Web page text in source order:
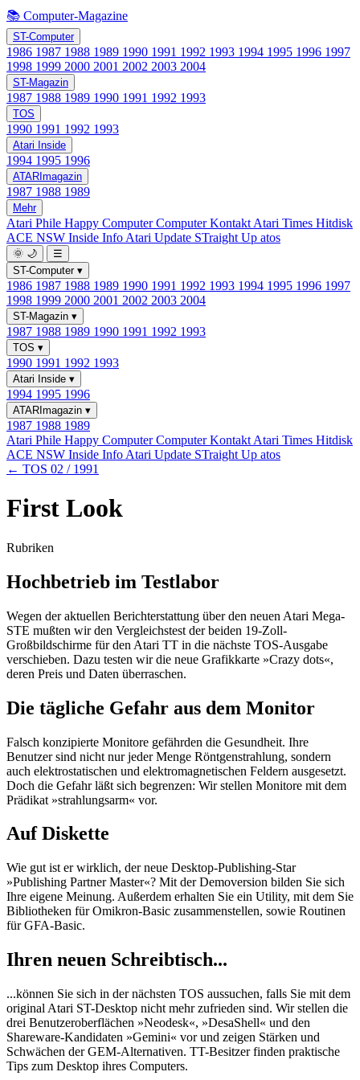
📚 Computer-Magazine
ST-Computer
1986 1987 1988 1989 1990 1991 1992 1993 1994 1995 1996 1997
1998 1999 2000 2001 2002 2003 2004
ST-Magazin
1987 1988 1989 1990 1991 1992 1993
TOS
1990 1991 1992 1993
Atari Inside
1994 1995 1996
ATARImagazin
1987 1988 1989
Mehr
Atari Phile Happy ComputerComputer Kontakt Atari Times Hitdisk
ACE NSW Inside Info Atari Update STraight Up atos
🌞 🌙
☰
ST-Computer ▾
1986 1987 1988 1989 1990 1991 1992 1993 1994 1995 1996 1997
1998 1999 2000 2001 2002 2003 2004
ST-Magazin ▾
1987 1988 1989 1990 1991 1992 1993
TOS ▾
1990 1991 1992 1993
Atari Inside ▾
1994 1995 1996
ATARImagazin ▾
1987 1988 1989
Atari Phile Happy ComputerComputer Kontakt Atari Times Hitdisk
ACE NSW Inside Info Atari Update STraight Up atos
← TOS 02 / 1991
First Look
Rubriken
Hochbetrieb im Testlabor
Wegen der aktuellen Berichterstattung über den neuen Atari Mega-
STE mußten wir den Vergleichstest der beiden 19-Zoll-
Großbildschirme für den Atari TT in die nächste TOS-Ausgabe
verschieben. Dazu testen wir die neue Grafikkarte »Crazy dots«,
deren Preis und Daten überraschen.
Die tägliche Gefahr aus dem Monitor
Falsch konzipierte Monitore gefährden die Gesundheit. Ihre
Benutzer sind nicht nur jeder Menge Röntgenstrahlung, sondern
auch elektrostatischen und elektromagnetischen Feldern ausgesetzt.
Doch die Gefahr läßt sich begrenzen: Wir stellen Monitore mit dem
Prädikat »strahlungsarm« vor.
Auf Diskette
Wie gut ist er wirklich, der neue Desktop-Publishing-Star
»Publishing Partner Master«? Mit der Demoversion bilden Sie sich
Ihre eigene Meinung. Außerdem erhalten Sie ein Utility, mit dem Sie
Bibliotheken für Omikron-Basic zusammenstellen, sowie Routinen
für GFA-Basic.
Ihren neuen Schreibtisch...
...können Sie sich in der nächsten TOS aussuchen, falls Sie mit dem
original Atari ST-Desktop nicht mehr zufrieden sind. Wir stellen die
drei Benutzeroberflächen »Neodesk«, »DesaShell« und den
Shareware-Kandidaten »Gemini« vor und zeigen Stärken und
Schwächen der GEM-Alternativen. TT-Besitzer finden praktische
Tips zum Desktop ihres Computers.